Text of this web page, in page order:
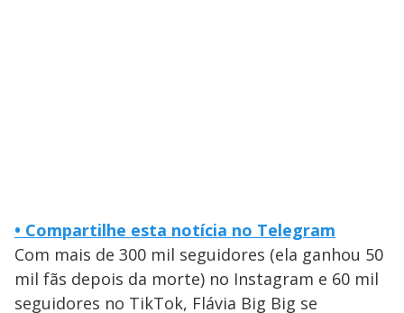
• Compartilhe esta notícia no Telegram
Com mais de 300 mil seguidores (ela ganhou 50
mil fãs depois da morte) no Instagram e 60 mil
seguidores no TikTok, Flávia Big Big se